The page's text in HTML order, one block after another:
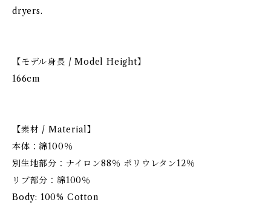
dryers.
【モデル身長 / Model Height】
166cm
【素材 / Material】
本体：綿100％
別生地部分：ナイロン88％ ポリウレタン12％
リブ部分：綿100％
Body: 100% Cotton